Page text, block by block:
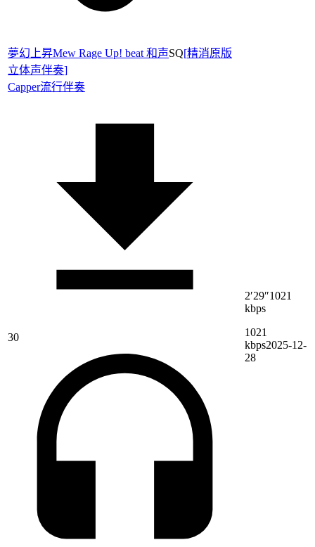
夢幻上昇Mew Rage Up! beat 和声SQ[精消原版
立体声伴奏]
Capper流行伴奏
30
2′29″1021
kbps
1021
kbps2025-12-
28